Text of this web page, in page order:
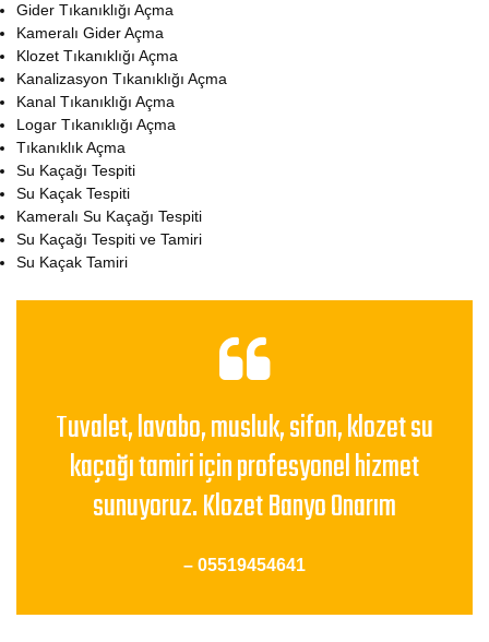
Gider Tıkanıklığı Açma
Kameralı Gider Açma
Klozet Tıkanıklığı Açma
Kanalizasyon Tıkanıklığı Açma
Kanal Tıkanıklığı Açma
Logar Tıkanıklığı Açma
Tıkanıklık Açma
Su Kaçağı Tespiti
Su Kaçak Tespiti
Kameralı Su Kaçağı Tespiti
Su Kaçağı Tespiti ve Tamiri
Su Kaçak Tamiri
Tuvalet, lavabo, musluk, sifon, klozet su
kaçağı tamiri için profesyonel hizmet
sunuyoruz. Klozet Banyo Onarım
– 05519454641